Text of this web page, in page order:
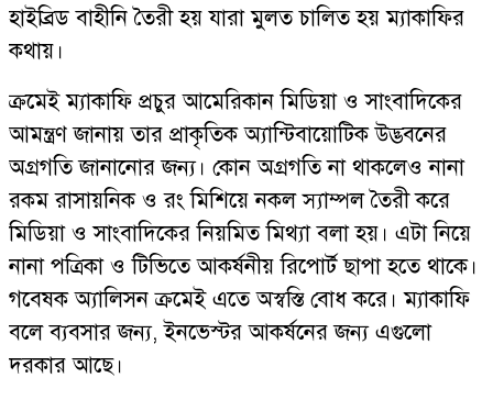
হাইব্রিড বাহীনি তৈরী হয় যারা মুলত চালিত হয় ম্যাকাফির
কথায়।
ক্রমেই ম্যাকাফি প্রচুর আমেরিকান মিডিয়া ও সাংবাদিকের
আমন্ত্রণ জানায় তার প্রাকৃতিক অ্যান্টিবায়োটিক উদ্ভবনের
অগ্রগতি জানানোর জন্য। কোন অগ্রগতি না থাকলেও নানা
রকম রাসায়নিক ও রং মিশিয়ে নকল স্যাম্পল তৈরী করে
মিডিয়া ও সাংবাদিকের নিয়মিত মিথ্যা বলা হয়। এটা নিয়ে
নানা পত্রিকা ও টিভিতে আকর্ষনীয় রিপোর্ট ছাপা হতে থাকে।
গবেষক অ্যালিসন ক্রমেই এতে অস্বস্তি বোধ করে। ম্যাকাফি
বলে ব্যবসার জন্য, ইনভেস্টর আকর্ষনের জন্য এগুলো
দরকার আছে।